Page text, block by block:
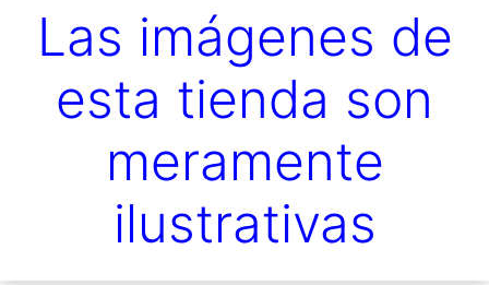
Las imágenes de
esta tienda son
meramente
ilustrativas